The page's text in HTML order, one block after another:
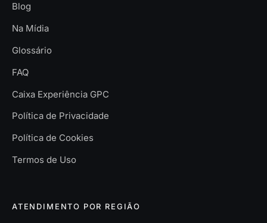
Blog
Na Mídia
Glossário
FAQ
Caixa Experiência GPC
Política de Privacidade
Política de Cookies
Termos de Uso
ATENDIMENTO POR REGIÃO